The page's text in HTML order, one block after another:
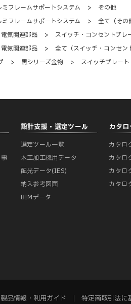
フレームサポートシステム >
その他
フレームサポートシステム >
全て（その
気関連部品 >
スイッチ・コンセントプレ
気関連部品 >
全て（スイッチ・コンセン
> 黒シリーズ金物 > スイッチプレー
設計支援・選定ツール
選定ツール一覧
木工加工機用データ
配光データ(IES)
納入参考図面
BIMデータ
カタ
カタロ
カタロ
カタロ
カタロ
製品情報・利用ガイド 特定商取引法に